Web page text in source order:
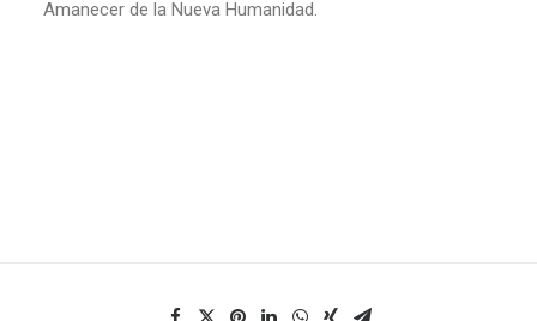
Amanecer de la Nueva Humanidad.